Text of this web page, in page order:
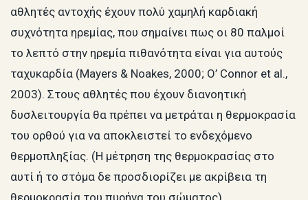
αθλητές αντοχής έχουν πολύ χαμηλή καρδιακή
συχνότητα ηρεμίας, που σημαίνει πως οι 80 παλμοί
το λεπτό στην ηρεμία πιθανότητα είναι για αυτούς
ταχυκαρδία (Mayers & Noakes, 2000; O’ Connor et al.,
2003). Στους αθλητές που έχουν διανοητική
δυσλειτουργία θα πρέπει να μετράται η θερμοκρασία
του ορθού για να αποκλειστεί το ενδεχόμενο
θερμοπληξίας. (Η μέτρηση της θερμοκρασίας στο
αυτί ή το στόμα δε προσδιορίζει με ακρίβεια τη
θερμοκρασία του πυρήνα του σώματος).